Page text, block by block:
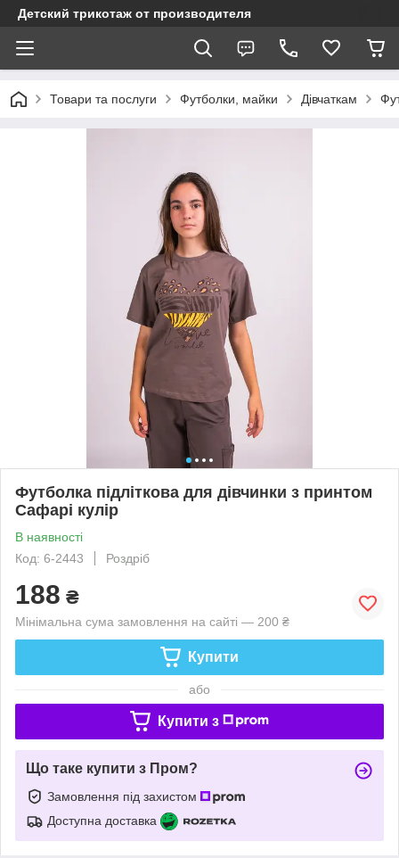
Детский трикотаж от производителя
Товари та послуги Футболки, майки Дівчаткам
Футболка підліткова для дівчинки з принтом
Сафарі кулір
В наявності
Код: 6-2443
Роздріб
188 ₴
Мінімальна сума замовлення на сайті — 200 ₴
Купити
або
Купити з
Що таке купити з Пром?
Замовлення під захистом
Доступна доставка